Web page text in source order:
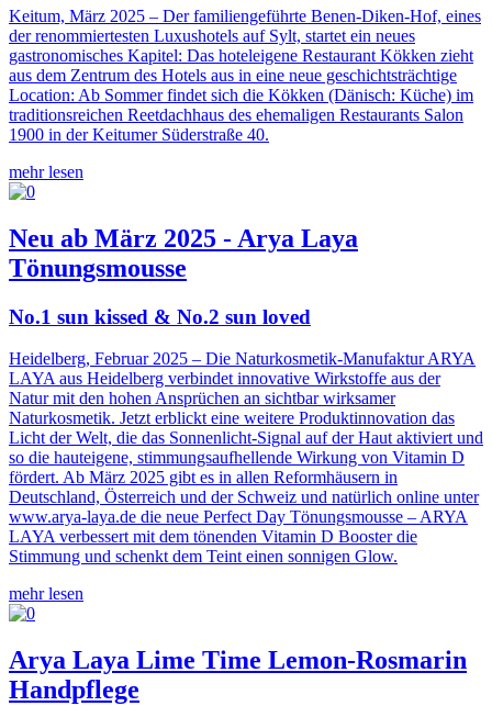
Keitum, März 2025 – Der familiengeführte Benen-Diken-Hof, eines
der renommiertesten Luxushotels auf Sylt, startet ein neues
gastronomisches Kapitel: Das hoteleigene Restaurant Kökken zieht
aus dem Zentrum des Hotels aus in eine neue geschichtsträchtige
Location: Ab Sommer findet sich die Kökken (Dänisch: Küche) im
traditionsreichen Reetdachhaus des ehemaligen Restaurants Salon
1900 in der Keitumer Süderstraße 40.
mehr lesen
Neu ab März 2025 - Arya Laya
Tönungsmousse
No.1 sun kissed & No.2 sun loved
Heidelberg, Februar 2025 – Die Naturkosmetik-Manufaktur ARYA
LAYA aus Heidelberg verbindet innovative Wirkstoffe aus der
Natur mit den hohen Ansprüchen an sichtbar wirksamer
Naturkosmetik. Jetzt erblickt eine weitere Produktinnovation das
Licht der Welt, die das Sonnenlicht-Signal auf der Haut aktiviert und
so die hauteigene, stimmungsaufhellende Wirkung von Vitamin D
fördert. Ab März 2025 gibt es in allen Reformhäusern in
Deutschland, Österreich und der Schweiz und natürlich online unter
www.arya-laya.de die neue Perfect Day Tönungsmousse – ARYA
LAYA verbessert mit dem tönenden Vitamin D Booster die
Stimmung und schenkt dem Teint einen sonnigen Glow.
mehr lesen
Arya Laya Lime Time Lemon-Rosmarin
Handpflege